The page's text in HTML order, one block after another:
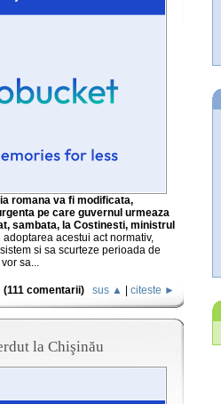
romana va fi modificata,
pe care guvernul urmeaza
sambata, la Costinesti, ministrul
acestui act normativ,
si sa scurteze perioada de
sa...
(111 comentarii) sus ▲ citeste ►
la Chişinău